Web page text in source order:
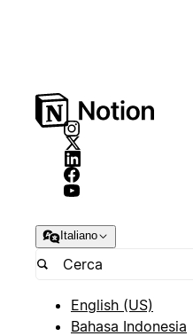
Italiano
English (US)
Bahasa Indonesia